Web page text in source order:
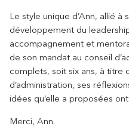
Le style unique d’Ann, allié
développement du
accompagnement et
de son mandat au conseil
complets, soit six ans, à titre
d’administration, ses
idées qu’elle a proposées
Merci, Ann.